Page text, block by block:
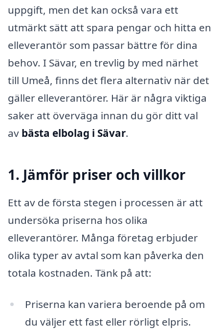
uppgift, men det kan också vara ett
utmärkt sätt att spara pengar och hitta en
elleverantör som passar bättre för dina
behov. I Sävar, en trevlig by med närhet
till Umeå, finns det flera alternativ när det
gäller elleverantörer. Här är några viktiga
saker att överväga innan du gör ditt val
av bästa elbolag i Sävar.
1. Jämför priser och villkor
Ett av de första stegen i processen är att
undersöka priserna hos olika
elleverantörer. Många företag erbjuder
olika typer av avtal som kan påverka den
totala kostnaden. Tänk på att:
Priserna kan variera beroende på om
du väljer ett fast eller rörligt elpris.